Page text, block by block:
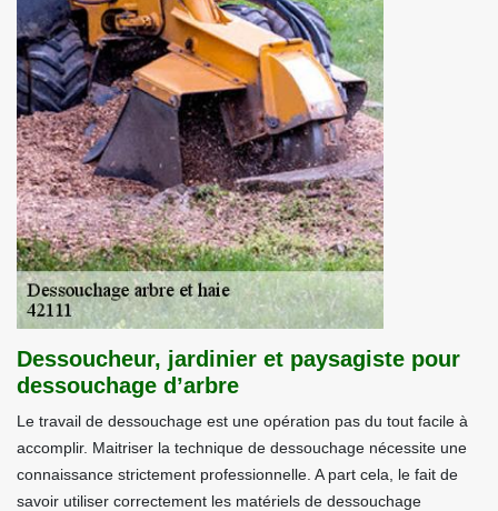
Dessoucheur, jardinier et paysagiste pour
dessouchage d’arbre
Le travail de dessouchage est une opération pas du tout facile à
accomplir. Maitriser la technique de dessouchage nécessite une
connaissance strictement professionnelle. A part cela, le fait de
savoir utiliser correctement les matériels de dessouchage